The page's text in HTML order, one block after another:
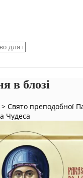
в блозі
> Свято преподобної
Чудеса